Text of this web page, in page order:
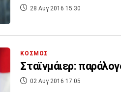
28 Αυγ 2016 15:30
ΚΟΣΜΟΣ
Σταϊνμάιερ:
02 Αυγ 2016 17:05